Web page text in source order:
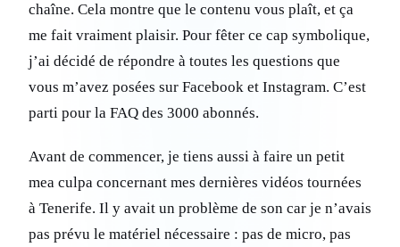
chaîne. Cela montre que le contenu vous plaît, et ça
me fait vraiment plaisir. Pour fêter ce cap symbolique,
j’ai décidé de répondre à toutes les questions que
vous m’avez posées sur Facebook et Instagram. C’est
parti pour la FAQ des 3000 abonnés.
Avant de commencer, je tiens aussi à faire un petit
mea culpa concernant mes dernières vidéos tournées
à Tenerife. Il y avait un problème de son car je n’avais
pas prévu le matériel nécessaire : pas de micro, pas